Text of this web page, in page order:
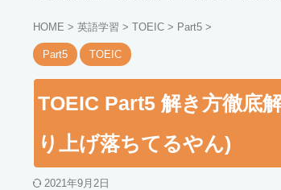
HOME > 英語学習 > TOEIC > Part5 >
Part5 TOEIC
TOEIC Part5 解き方徹底
り上げ落ちてるやん)
2021年9月2日